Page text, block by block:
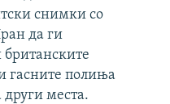
снимки со
да ги
гасните полиња
други места.